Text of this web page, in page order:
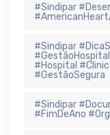
#Sindipar
#Sindipar
#Hospital
#GestãoSegura
#Sindipar
#FimDeAno